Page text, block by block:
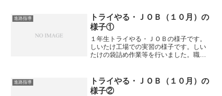
進路指導
トライやる・ＪＯＢ（１０月）の
様子①
１年生トライやる・ＪＯＢの様子です。
しいたけ工場での実習の様子です。しい
たけの袋詰め作業等を行いました。職場
自分から担当者の方に相談することがで
きました。おしぼりの工場...
進路指導
トライやる・ＪＯＢ（１０月）の
様子②